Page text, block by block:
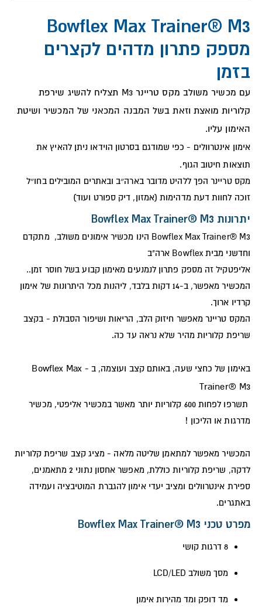
Bowflex Max Trainer® M3
מספק פתרון מדהים לקצרים
בזמן
עם מכשיר משולב מקס טריינר M3 תצליח להשיג שירפת
קלוריות מואצת וזאת בשל המבנה המכאני של המכשיר ושיטת
האימון עליו.
אימון אינטרוולים - כפי שמודגם בסרטון הוידאו ניתן להאיץ את
תוצאות חיטוב הגוף.
מקס טריינר הפך ללהיט מדובר בארה״ב ובאתרים המובילים בחו״ל
זוכה לחוות דעת מדהימות (אמזון, דיק ספורט ועוד)
יתרונות Bowflex Max Trainer® M3
Bowflex Max Trainer® M3 הינו מכשיר אימונים משולב, מתקדם
וחדשני מבית Bowflex ארה"ב
אליפטקיל זה מספק פתרון לנמנעים מאימון קבוע בשל חוסר זמן..
המכשיר מאפשר, ב-14 דקות בלבד, ליהנות מכל היתרונות של אימון
קרדיו ארוך.
המקס טריינר מאפשר חיזוק הלב, הריאות ושיפור הסבולת - בקצב
שריפת קלוריות מהיר שלא נראה עד כה.
באימון של כחצי שעה, באותם קצב ועוצמה, ב - Bowflex Max
Trainer® M3
תשרפו לפחות 600 קלוריות יותר מאשר במכשיר אליפטי, מכשיר
מדרגות או הליכון !
המכשיר מאפשר למתאמן שליטה מלאה - מציג קצב שריפת קלוריות
לדקה, שריפת קלוריות כוללת, מאפשר אחסון נתוני 2 מתאמנים,
ספירת אינטרוולים ומציב יעדי אימון להגברת המוטיבציה ועמידה
באתגרים.
מפרט טכני Bowflex Max Trainer® M3
8 דרגות קושי
מסך משולב LCD/LED
מד דופק ומד מהירות אימון